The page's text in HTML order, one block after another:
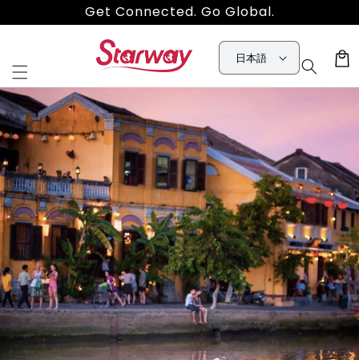
Get Connected. Go Global.
日本語
ー
ト
商品情
報にス
キップ